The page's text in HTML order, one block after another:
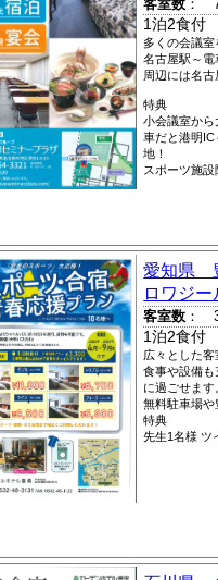
客室数 ：
1泊2食付
多くの会議室
名古屋駅～電
周辺には名古
特典
小会議室から
車だと港明IC
地！
スポーツ施設
愛知県
ロワジー
客室数 ：
1泊2食付
広々とした客
食事や設備
に過ごせます
無料駐車場や
特典
先生1名様 ツ